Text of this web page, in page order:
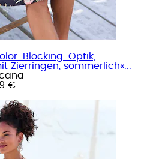
Blocking-Optik,
Zierringen, sommerlich«...
€